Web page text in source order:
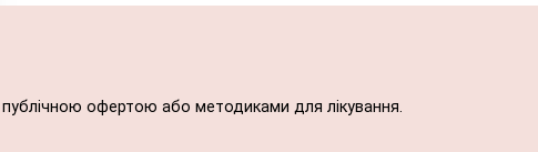
офертою або методиками для лікування.